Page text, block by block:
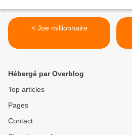
< Joe millionnaire
Hébergé par Overblog
Top articles
Pages
Contact